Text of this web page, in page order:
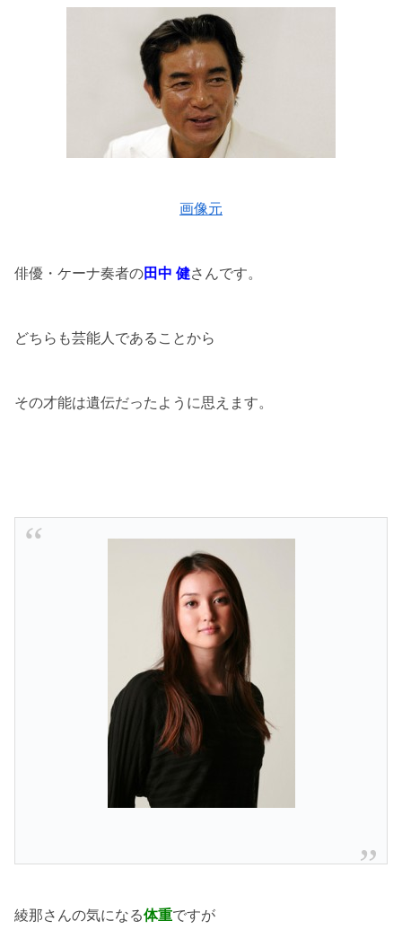
画像元
俳優・ケーナ奏者の田中 健さんです。
どちらも芸能人であることから
その才能は遺伝だったように思えます。
綾那さんの気になる体重ですが